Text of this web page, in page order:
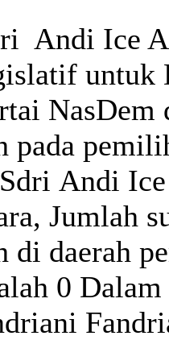
Andi Ice
untuk
pada
Andi
Jumlah
di daerah
0